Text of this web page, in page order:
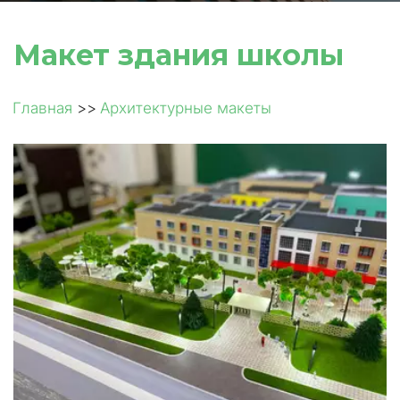
Макет здания школы
Главная >> Архитектурные макеты